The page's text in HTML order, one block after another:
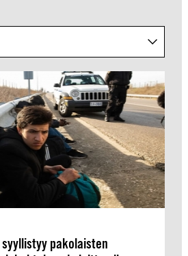
pakolaisten